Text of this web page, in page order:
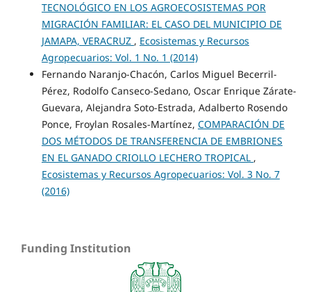
TECNOLÓGICO EN LOS AGROECOSISTEMAS POR
MIGRACIÓN FAMILIAR: EL CASO DEL MUNICIPIO DE
JAMAPA, VERACRUZ , Ecosistemas y Recursos
Agropecuarios: Vol. 1 No. 1 (2014)
Fernando Naranjo-Chacón, Carlos Miguel Becerril-
Pérez, Rodolfo Canseco-Sedano, Oscar Enrique Zárate-
Guevara, Alejandra Soto-Estrada, Adalberto Rosendo
Ponce, Froylan Rosales-Martínez, COMPARACIÓN DE
DOS MÉTODOS DE TRANSFERENCIA DE EMBRIONES
EN EL GANADO CRIOLLO LECHERO TROPICAL ,
Ecosistemas y Recursos Agropecuarios: Vol. 3 No. 7
(2016)
Funding Institution